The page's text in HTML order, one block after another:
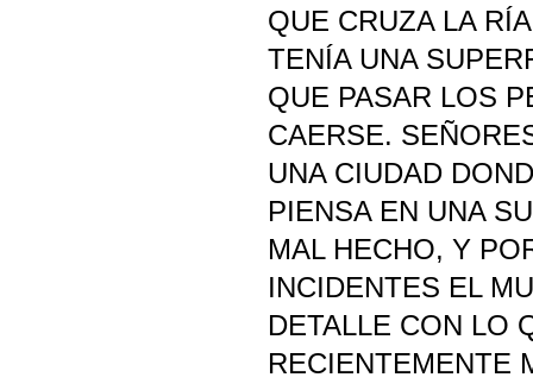
QUE CRUZA LA
TENÍA UNA
QUE PASAR LOS
CAERSE.
UNA CIUDAD
PIENSA EN UNA
MAL HECHO, Y
INCIDENTES EL
DETALLE CON LO
RECIENTEMENTE